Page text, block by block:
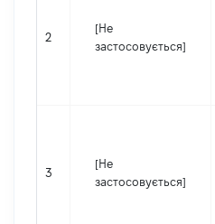
2
[Не
застосовується]
3
[Не
застосовується]